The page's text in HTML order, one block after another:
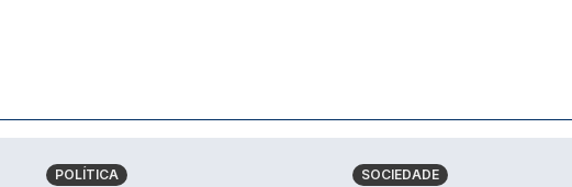
POLÍTICA SOCIEDADE